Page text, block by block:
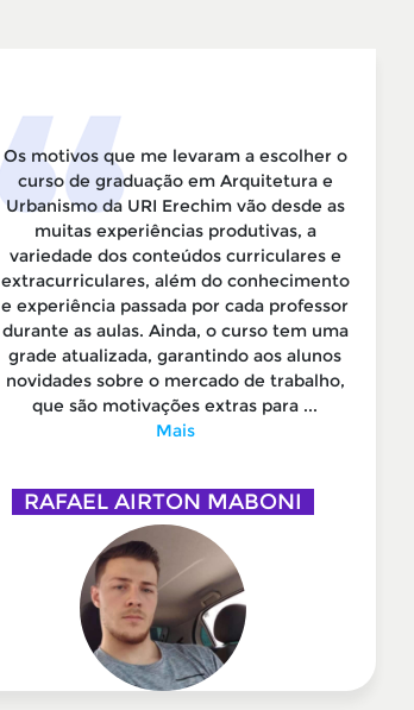
Os motivos que me levaram a escolher o
curso de graduação em Arquitetura e
Urbanismo da URI Erechim vão desde as
muitas experiências produtivas, a
variedade dos conteúdos curriculares e
extracurriculares, além do conhecimento
e experiência passada por cada professor
durante as aulas. Ainda, o curso tem uma
grade atualizada, garantindo aos alunos
novidades sobre o mercado de trabalho,
que são motivações extras para ...
Mais
RAFAEL AIRTON MABONI